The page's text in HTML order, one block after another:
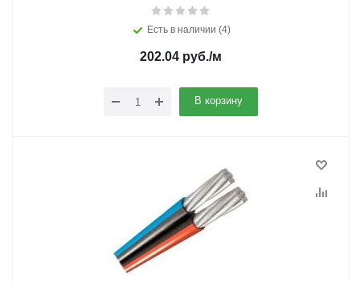
Есть в наличии (4)
202.04 руб./м
В корзину